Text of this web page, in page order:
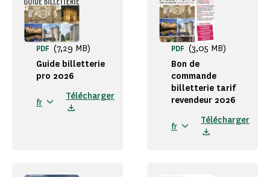
Guide billetterie
pro 2026
PDF (7,29 MB)
fr
Télécharger
Bon de
commande
billetterie tarif
revendeur 2026
PDF (3,05 MB)
fr
Télécharger